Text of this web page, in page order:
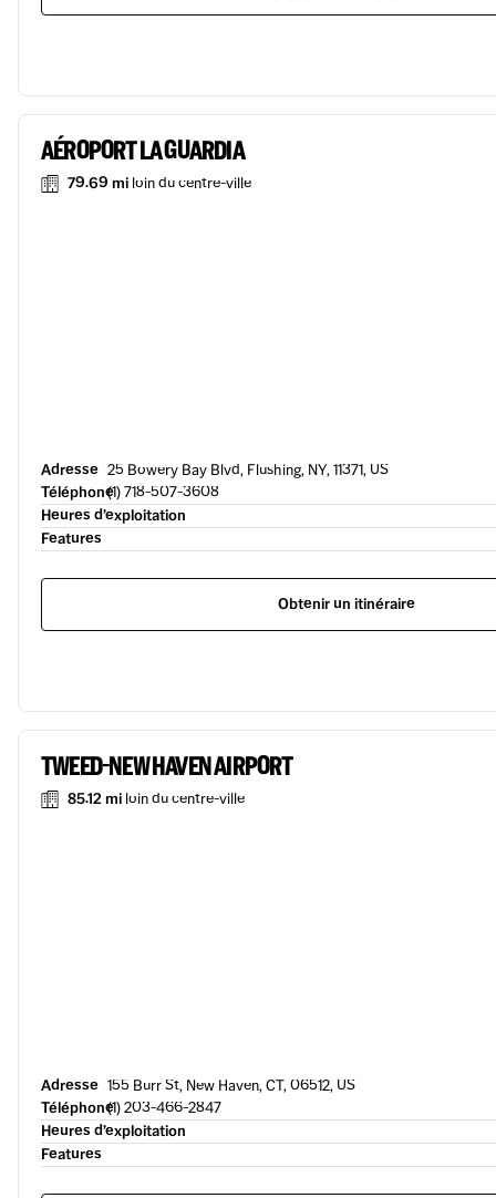
AÉROPORT LA GUARDIA
79.69 mi loin du centre-ville
Adresse 25 Bowery Bay Blvd, Flushing, NY, 11371, US
Téléphone(1) 718-507-3608
Heures d’exploitation
Features
Obtenir un itinéraire
TWEED-NEW HAVEN AIRPORT
85.12 mi loin du centre-ville
Adresse 155 Burr St, New Haven, CT, 06512, US
Téléphone(1) 203-466-2847
Heures d’exploitation
Features